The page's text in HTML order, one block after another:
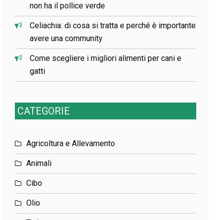
non ha il pollice verde
Celiachia: di cosa si tratta e perché è importante
avere una community
Come scegliere i migliori alimenti per cani e
gatti
CATEGORIE
Agricoltura e Allevamento
Animali
Cibo
Olio